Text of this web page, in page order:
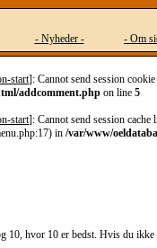
- Nyheder -
- Om
start]: Cannot send session
addcomment.php on line 5
start]: Cannot send session cache
in /var/www/
10, hvor 10 er bedst. Hvis du